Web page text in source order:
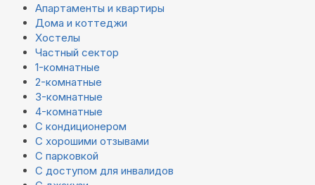
Апартаменты и квартиры
Дома и коттеджи
Хостелы
Частный сектор
1-комнатные
2-комнатные
3-комнатные
4-комнатные
С кондиционером
С хорошими отзывами
С парковкой
С доступом для инвалидов